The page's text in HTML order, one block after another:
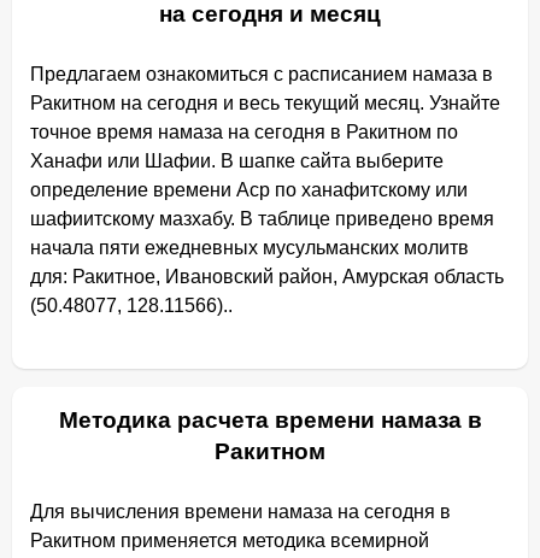
на сегодня и месяц
Предлагаем ознакомиться с расписанием намаза в
Ракитном на сегодня и весь текущий месяц. Узнайте
точное время намаза на сегодня в Ракитном по
Ханафи или Шафии. В шапке сайта выберите
определение времени Аср по ханафитскому или
шафиитскому мазхабу. В таблице приведено время
начала пяти ежедневных мусульманских молитв
для: Ракитное, Ивановский район, Амурская область
(50.48077, 128.11566)..
Методика расчета времени намаза в
Ракитном
Для вычисления времени намаза на сегодня в
Ракитном применяется методика всемирной